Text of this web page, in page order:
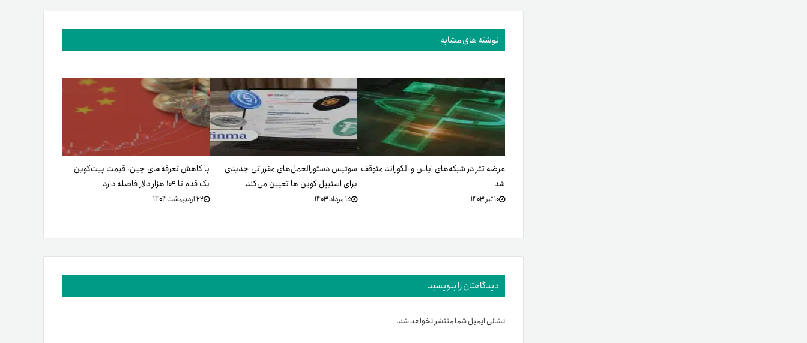
نوشته های مشابه
عرضه تتر در شبکه‌های ایاس و الگوراند متوقف
شد
۱۰ تیر ۱۴۰۳
سوئیس دستورالعمل‌های مقرراتی جدیدی
برای استیبل کوین ها تعیین می‌کند
۱۵ مرداد ۱۴۰۳
با کاهش تعرفه‌های چین، قیمت بیت‌کوین
یک قدم تا ۱۰۹ هزار دلار فاصله دارد
۲۲ اردیبهشت ۱۴۰۴
دیدگاهتان را بنویسید
نشانی ایمیل شما منتشر نخواهد شد.